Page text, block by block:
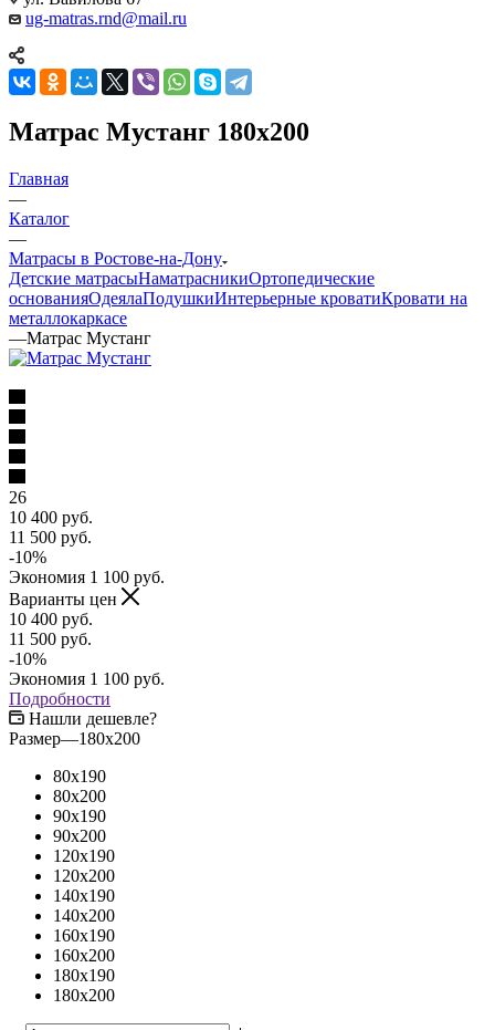
ug-matras.rnd@mail.ru
Матрас Мустанг 180x200
Главная
—
Каталог
—
Матрасы в Ростове-на-Дону
Детские матрасыНаматрасникиОртопедические
основанияОдеялаПодушкиИнтерьерные кроватиКровати на
металлокаркасе
—Матрас Мустанг
26
10 400 руб.
11 500 руб.
-10%
Экономия 1 100 руб.
Варианты цен
10 400 руб.
11 500 руб.
-10%
Экономия 1 100 руб.
Подробности
Нашли дешевле?
Размер—180x200
80x190
80x200
90x190
90x200
120x190
120x200
140x190
140x200
160x190
160x200
180x190
180x200